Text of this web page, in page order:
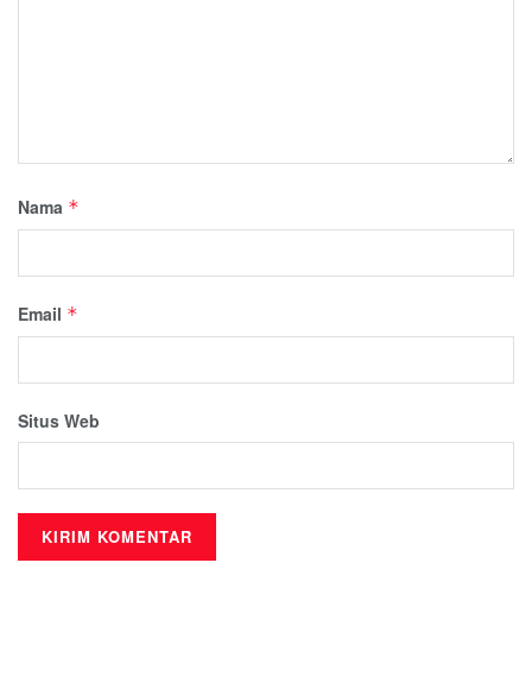
Nama *
Email *
Situs Web